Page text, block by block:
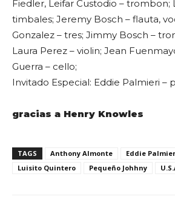
Fiedler, Leifar Custodio – trombon;
timbales; Jeremy Bosch – flauta,
Gonzalez – tres; Jimmy Bosch –
Laura Perez – violin; Jean
Guerra – cello;
Invitado Especial: Eddie Palmieri –
gracias a Henry Knowles
TAGS Anthony Almonte Eddie
Luisito Quintero
Pequeño Johhny